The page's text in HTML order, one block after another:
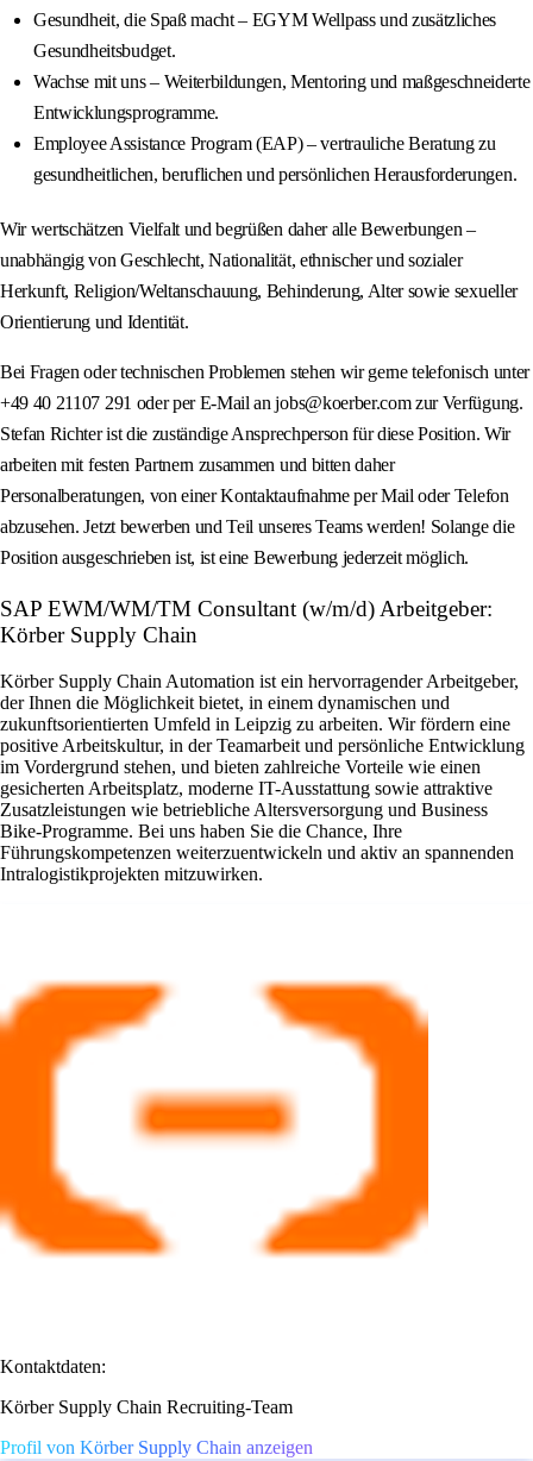
Gesundheit, die Spaß macht – EGYM Wellpass und zusätzliches
Gesundheitsbudget.
Wachse mit uns – Weiterbildungen, Mentoring und maßgeschneiderte
Entwicklungsprogramme.
Employee Assistance Program (EAP) – vertrauliche Beratung zu
gesundheitlichen, beruflichen und persönlichen Herausforderungen.
Wir wertschätzen Vielfalt und begrüßen daher alle Bewerbungen –
unabhängig von Geschlecht, Nationalität, ethnischer und sozialer
Herkunft, Religion/Weltanschauung, Behinderung, Alter sowie sexueller
Orientierung und Identität.
Bei Fragen oder technischen Problemen stehen wir gerne telefonisch unter
+49 40 21107 291 oder per E-Mail an jobs@koerber.com zur Verfügung.
Stefan Richter ist die zuständige Ansprechperson für diese Position. Wir
arbeiten mit festen Partnern zusammen und bitten daher
Personalberatungen, von einer Kontaktaufnahme per Mail oder Telefon
abzusehen. Jetzt bewerben und Teil unseres Teams werden! Solange die
Position ausgeschrieben ist, ist eine Bewerbung jederzeit möglich.
SAP EWM/WM/TM Consultant (w/m/d) Arbeitgeber:
Körber Supply Chain
Körber Supply Chain Automation ist ein hervorragender Arbeitgeber,
der Ihnen die Möglichkeit bietet, in einem dynamischen und
zukunftsorientierten Umfeld in Leipzig zu arbeiten. Wir fördern eine
positive Arbeitskultur, in der Teamarbeit und persönliche Entwicklung
im Vordergrund stehen, und bieten zahlreiche Vorteile wie einen
gesicherten Arbeitsplatz, moderne IT-Ausstattung sowie attraktive
Zusatzleistungen wie betriebliche Altersversorgung und Business
Bike-Programme. Bei uns haben Sie die Chance, Ihre
Führungskompetenzen weiterzuentwickeln und aktiv an spannenden
Intralogistikprojekten mitzuwirken.
Kontaktdaten:
Körber Supply Chain Recruiting-Team
Profil von Körber Supply Chain anzeigen